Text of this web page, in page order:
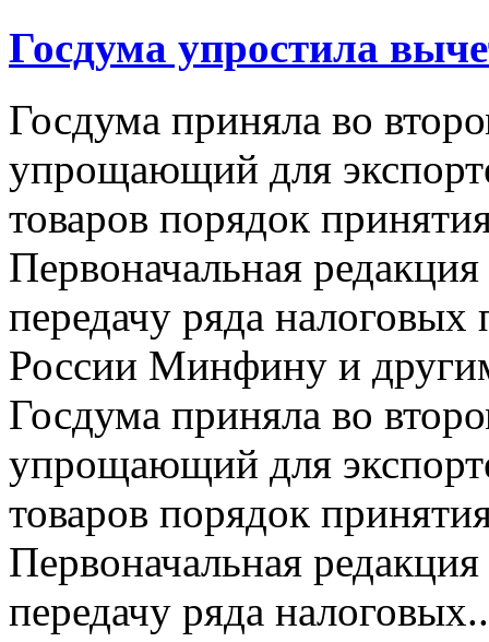
Госдума упростила
Госдума приняла во
упрощающий для
товаров порядок
Первоначальная
передачу ряда налоговых
России Минфину и
Госдума приняла во
упрощающий для
товаров порядок
Первоначальная
передачу ряда